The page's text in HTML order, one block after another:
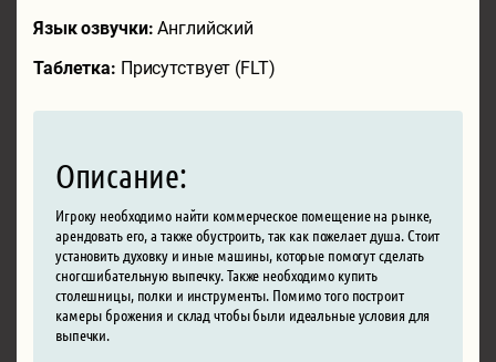
Язык озвучки:Английский
Таблетка: Присутствует (FLT)
Описание:
Игроку необходимо найти коммерческое помещение на рынке,
арендовать его, а также обустроить, так как пожелает душа. Стоит
установить духовку и иные машины, которые помогут сделать
сногсшибательную выпечку. Также необходимо купить
столешницы, полки и инструменты. Помимо того построит
камеры брожения и склад чтобы были идеальные условия для
выпечки.